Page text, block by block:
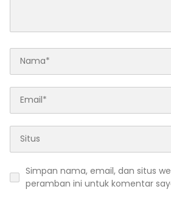
Simpan nama, email, dan situs
peramban ini untuk komentar